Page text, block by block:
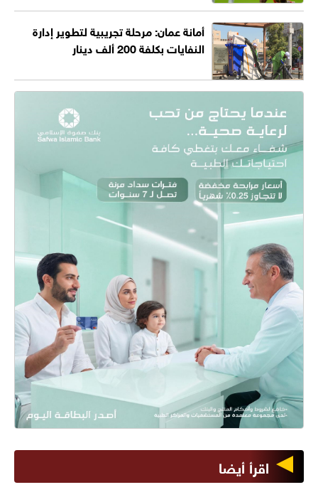
أمانة عمان: مرحلة تجريبية لتطوير إدارة
النفايات بكلفة 200 ألف دينار
اقرأ أيضا